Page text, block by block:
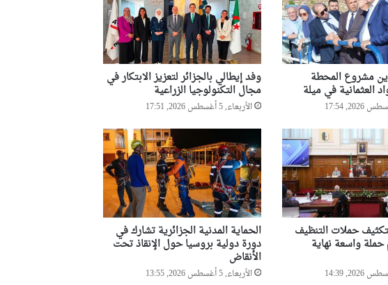
السيّد عطاف يضع إكليلا من
الزهور أمام تمثال النصر بالعاصمة
مينسك
أحداث سبتة تدفع البرلمان
المشاركة المغربية في استضافة
مونديال2030
مشروع المحطة
العثمانية في ميلة
وفد إيطالي بالجزائر لتعزيز الابتكار في
مجال التكنولوجيا الزراعية
الأربعاء, 5 أغسطس 2026, 17:51
حملات التنظيف
حملة واسعة نهاية
الحماية المدنية الجزائرية تشارك في
دورة دولية بروسيا حول الإنقاذ تحت
الأنقاض
الأربعاء, 5 أغسطس 2026, 13:55